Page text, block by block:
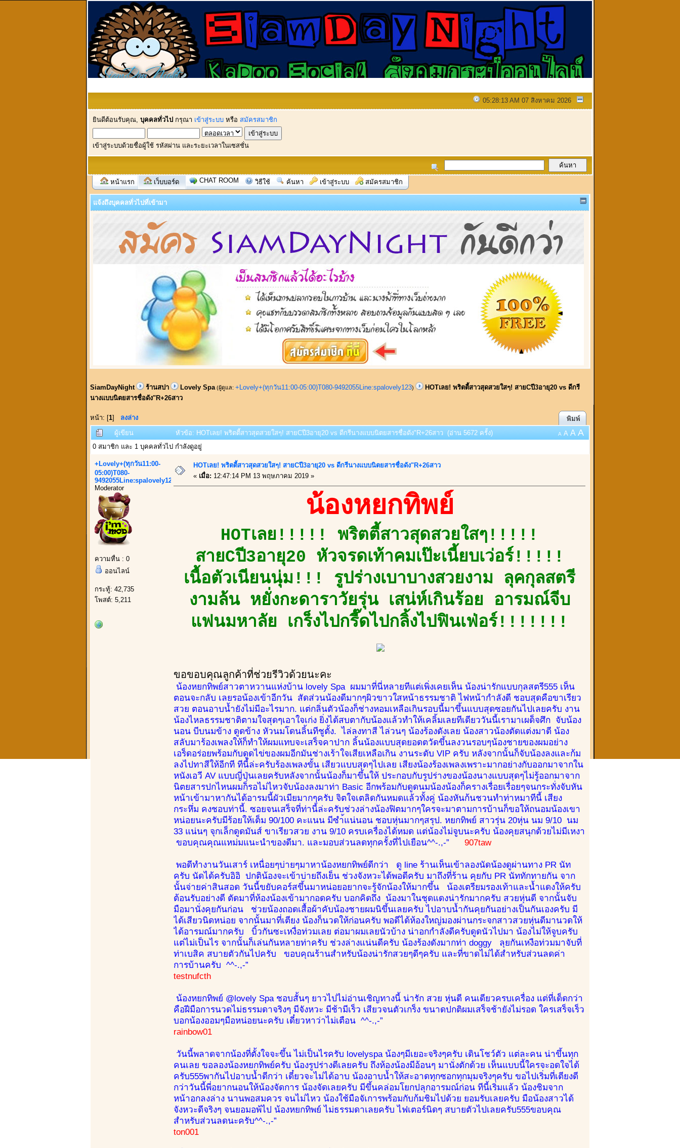
05:28:13 AM 07 สิงหาคม 2026
ยินดีต้อนรับคุณ, บุคคลทั่วไป กรุณา เข้าสู่ระบบ หรือ สมัครสมาชิก
เข้าสู่ระบบด้วยชื่อผู้ใช้ รหัสผ่าน และระยะเวลาในเซสชั่น
หน้าแรก เว็บบอร์ด CHAT ROOM วิธีใช้ ค้นหา เข้าสู่ระบบ สมัครสมาชิก
แจ้งถึงบุคคลทั่วไปที่เข้ามา
SiamDayNight ร้านสปา Lovely Spa (ผู้ดูแล: +Lovely+(ทุกวัน11:00-05:00)T080-9492055Line:spalovely123)
HOTเลย! พริตตี้สาวสุดสวยใสๆ! สายCปี3อายุ20 vs ดีกรี
นางแบบนิตยสารชื่อดัง"R+26สาว
หน้า: [1] ลงล่าง
พิมพ์
ผู้เขียน
หัวข้อ: HOTเลย! พริตตี้สาวสุดสวยใสๆ! สายCปี3อายุ20 vs ดีกรีนางแบบนิตยสารชื่อดัง"R+26สาว (อ่าน 5672 ครั้ง) A A A A
0 สมาชิก และ 1 บุคคลทั่วไป กำลังดูอยู่
+Lovely+(ทุกวัน11:00-
05:00)T080-
9492055Line:spalovely123
Moderator
ความหื่น : 0
ออนไลน์
กระทู้: 42,735
โพสต์: 5,211
HOTเลย! พริตตี้สาวสุดสวยใสๆ! สายCปี3อายุ20 vs ดีกรีนางแบบนิตยสารชื่อดัง"R+26สาว
« เมื่อ: 12:47:14 PM 13 พฤษภาคม 2019 »
น้องหยกทิพย์
HOTเลย!!!!! พริตตี้สาวสุดสวยใสๆ!!!!!
สายCปี3อายุ20 หัวจรดเท้าคมเป๊ะเนี้ยบเว่อร์!!!!!
เนื้อตัวเนียนนุ่ม!!! รูปร่างเบาบางสวยงาม ลุคกุลสตรี
งามล้น หยั่งกะดาราวัยรุ่น เสน่ห์เกินร้อย อารมณ์จีบ
แฟนมหาลัย เกร็งไปกรี๊ดไปกลิ้งไปฟินเฟ่อร์!!!!!!!
ขอขอบคุณลูกค้าที่ช่วยรีวิวด้วยนะคะ
น้องหยกทิพย์สาวตาหวานแห่งบ้าน lovely Spa ผมมาที่นี่หลายทีแต่เพิ่งเคยเห็น น้องน่ารักแบบกุลสตรี555 เห็น
ตอนจะกลับ เลยรอน้องเข้าอีกวัน สัดส่วนน้องดีมากๆผิวขาวใสหน้าธรรมชาติ ไฟหน้ากำลังดี ชอบสุดคือขาเรียว
สวย ตอนอาบน้ำยังไม่มีอะไรมาก. แต่กลิ่นตัวน้องก็ช่างหอมเหลือเกินรอบนี้มาขึ้นแบบสุดซอยกันไปเลยครับ งาน
น้องไหลธรรมชาติตามใจสุดๆเอาใจเก่ง ยิ่งได้สบตากับน้องแล้วทำให้เคลิ้มเลยทีเดียววันนี้เรามาเผด็จศึก จับน้อง
นอน บีบนมข้าง ดูดข้าง หัวนมโดนลิ้นทีชูตั้ง. ไล่ลงทาสี ไล่วนๆ น้องร้องดังเลย น้องสาวน้องตัดแต่งมาดี น้อง
สลับมาร้องเพลงให้ก็ทำให้ผมแทบจะเสร็จคาปาก ลิ้นน้องแบบสุดยอดตวัดขึ้นลงวนรอบๆน้องชายของผมอย่าง
เอร็ดอร่อยพร้อมกับดูดไข่ของผมอีกมันช่างเร้าใจเสียเหลือเกิน งานระดับ VIP ครับ หลังจากนั้นก็จับน้องลงและก้ม
ลงไปทาสีให้อีกที ทีนี้ล่ะครับร้องเพลงขั้น เสียวแบบสุดๆไปเลย เสียงน้องร้องเพลงเพราะมากอย่างกับออกมาจากใน
หนังเอวี AV แบบญี่ปุ่นเลยครับหลังจากนั้นน้องก็มาขึ้นให้ ประกอบกับรูปร่างของน้องนางแบบสุดๆไม่รู้ออกมาจาก
นิตยสารปกไหนผมก็รอไม่ไหวจับน้องลงมาท่า Basic อีกพร้อมกับดูดนมน้องน้องก็ครางเรื่อยเรื่อยๆจนกระทั่งจับหัน
หน้าเข้ามาหากันได้อารมนี้ผัวเมียมากๆครับ จิตใจเตลิดกันหมดแล้วทั้งคู่ น้องหันก้นชวนทำท่าหมาทีนี้ เสียง
กระหึ่ม คงชอบท่านี้. ซอยจนเสร็จที่ท่านี้ล่ะครับช่วงล่างน้องฟิตมากๆใครจะมาตามการบ้านก็ขอให้ถนอมน้องเขา
หน่อยนะครับมีร้อยให้เต็ม 90/100 คะแนน มีซำ้แน่นอน ชอบหุ่นมากๆสรุป. หยกทิพย์ สาวรุ่น 20หุ่น นม 9/10 นม
33 แน่นๆ จุกเล็กดูดมันส์ ขาเรียวสวย งาน 9/10 ครบเครื่องได้หมด แต่น้องไม่จูบนะครับ น้องคุยสนุกด้วยไม่มีเหงา
ขอบคุณคุณแหม่มแนะนำของดีมา. และมอบส่วนลดทุกครั้งที่ไปเยือน^^-.,-”
907taw
พอดีทำงานวันเสาร์ เหนื่อยๆบ่ายๆมาหาน้องหยกทิพย์ดีกว่า ดู line ร้านเห็นเข้าลองนัดน้องดูผ่านทาง PR นัท
ครับ นัดได้ครับอิอิ ปกติน้องจะเข้าบ่ายถึงเย็น ช่วงจังหวะได้พอดีครับ มาถึงที่ร้าน คุยกับ PR นัททักทายกัน จาก
นั้นจ่ายค่าสินสอด วันนี้ขยับคอร์สขึ้นมาหน่อยอยากจะรู้จักน้องให้มากขึ้น น้องเตรียมรองเท้าและน้ำแดงให้ครับ
ต้อนรับอย่างดี ตัดมาที่ห้องน้องเข้ามากอดครับ บอกคิดถึง น้องมาในชุดแดงน่ารักมากครับ สวยหุ่นดี จากนั้นจับ
มือมานั่งคุยกันก่อน ช่วยน้องถอดเสื้อผ้าคับน้องชายผมนิขึ้นเลยครับ ไปอาบน้ำกันคุยกันอย่างเป็นกันเองครับ มี
ได้เสียวนิดหน่อย จากนั้นมาที่เตียง น้องก็นวดให้ก่อนครับ พอดีได้ห้องใหญ่มองผ่านกระจกสาวสวยหุ่นดีมานวดให้
ได้อารมณ์มากครับ บิ้วกันซะเหงื่อท่วมเลย ต่อมาผมเลยนัวบ้าง น่าอกกำลังดีครับดูดนัวไปมา น้องไม่ให้จูบครับ
แต่ไม่เป็นไร จากนั้นก็เล่นกันหลายท่าครับ ช่วงล่างแน่นดีครับ น้องร้องดังมากท่า doggy ลุยกันเหงือท่วมมาจับที่
ท่าเบสิค สบายตัวกันไปครับ ขอบคุณร้านสำหรับน้องน่ารักสวยๆดีๆครับ และที่ขาดไม่ได้สำหรับส่วนลดค่า
การบ้านครับ ^^-.,-”
testnufcth
น้องหยกทิพย์ @lovely Spa ชอบสั้นๆ ยาวไปไม่อ่านเชิญทางนี้ น่ารัก สวย หุ่นดี คนเดียวครบเครื่อง แต่ที่เด็ดกว่า
คือฝีมือการนวดไม่ธรรมดาจริงๆ มีจังหวะ มีช้ามีเร็ว เสียวจนตัวเกร็ง ขนาดปกติผมเสร็จช้ายังไม่รอด ใครเสร็จเร็ว
บอกน้องออมๆมือหน่อยนะครับ เดี๋ยวหาว่าไม่เตือน ^^-.,-”
rainbow01
วันนี้พลาดจากน้องที่ตั้งใจจะขึ้น ไม่เป็นไรครับ lovelyspa น้องๆมีเยอะจริงๆครับ เดินโชว์ตัว แต่ละคน น่าขึ้นทุก
คนเลย ขอลองน้องหยกทิพย์ครับ น้องรูปร่างดีเลยครับ ถึงห้องน้องมีอ้อนๆ มานั่งตักด้วย เห็นแบบนี้ใครจะอดใจได้
ครับ555พากันไปอาบน้ำดีกว่า เดี๋ยวจะไม่ได้อาบ น้องอาบน้ำให้สะอาดทุกซอกทุกมุมจริงๆครับ ขอไปเริ่มที่เตียงดี
กว่าวันนี้พี่อยากนอนให้น้องจัดการ น้องจัดเลยครับ มีขึ้นคล่อมโยกปลุกอารมณ์ก่อน ทีนี้เริ่มแล้ว น้องชิมจาก
หน้าอกลงล่าง นานพอสมควร จนไม่ไหว น้องใช้มือจัเการพร้อมกับก้มชิมไปด้วย ยอมรับเลยครับ มือน้องสาวได้
จังหวะดีจริงๆ จนยอมอพ้ไป น้องหยกทิพย์ ไม่ธรรมดาเลยครับ ไฟเตอร์นิดๆ สบายตัวไปเลยครับ555ขอบคุณ
สำหรับส่วนลดนะครับ^^-.,-”
ton001